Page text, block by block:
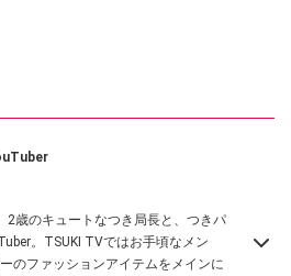
。TSUKI TVではお手頃なメン
のファッションアイテムをメインに